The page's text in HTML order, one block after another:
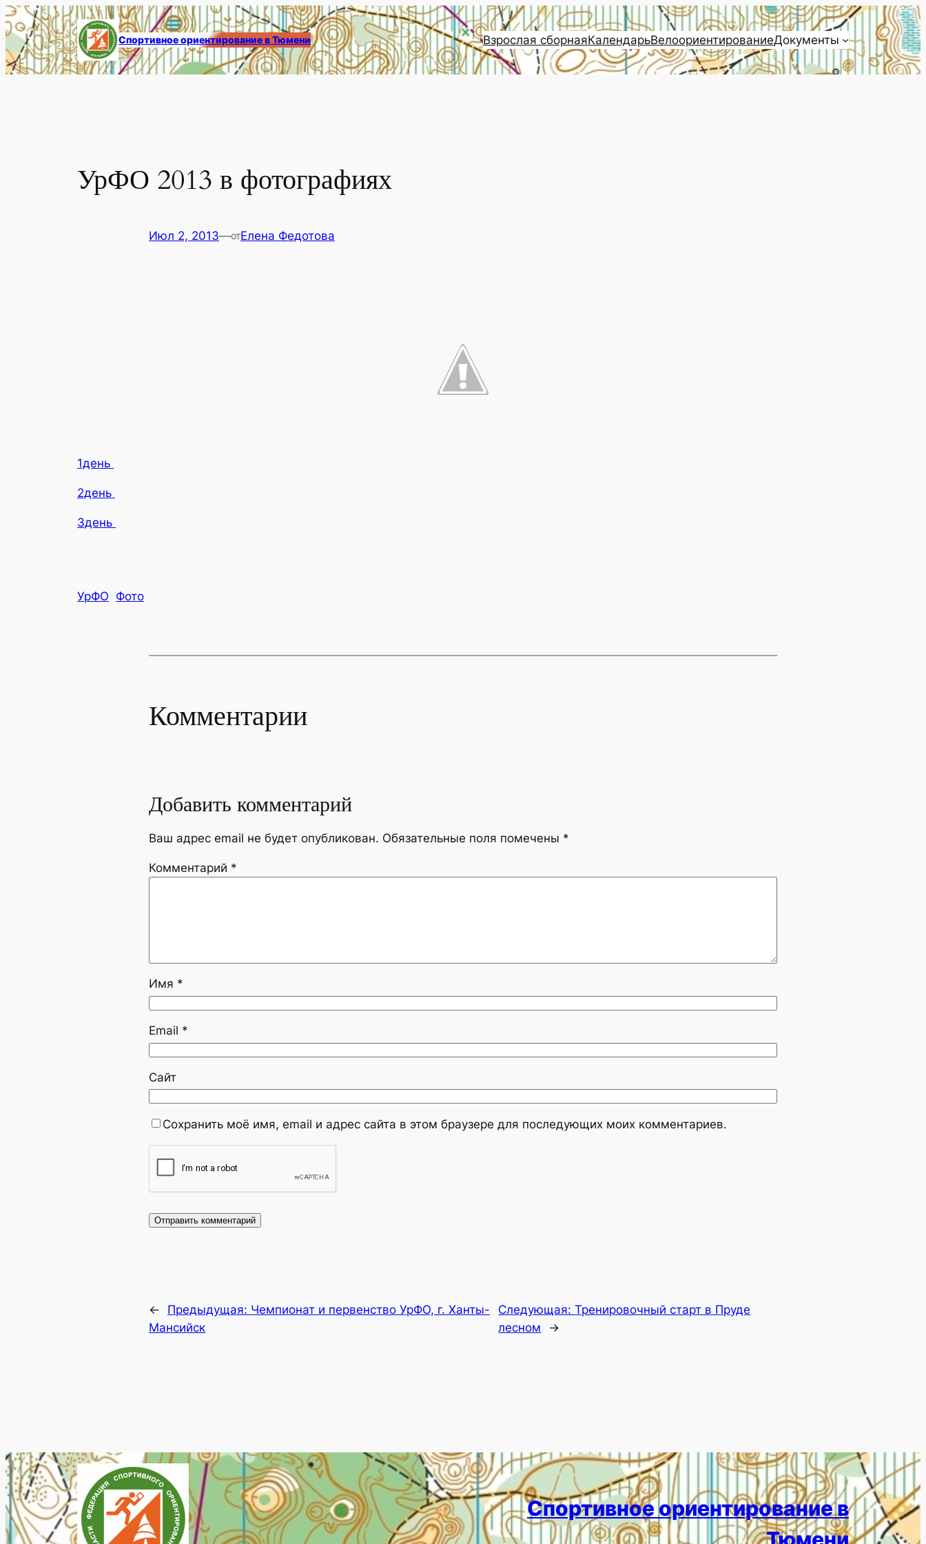
Перейти
к
содержимому
Спортивное ориентирование в Тюмени Взрослая сборнаяКалендарьВелоориентированиеДокументы
УрФО 2013 в фотографиях
Июл 2, 2013—отЕлена Федотова
1день
2день
3день
УрФО Фото
Комментарии
Добавить комментарий
Ваш адрес email не будет опубликован. Обязательные поля помечены *
Комментарий *
Имя *
Email *
Сайт
Сохранить моё имя, email и адрес сайта в этом браузере для последующих моих комментариев.
← Предыдущая: Чемпионат и первенство УрФО, г. Ханты-
Мансийск
Следующая:Тренировочный старт в Пруде
лесном
→
Спортивное ориентирование в